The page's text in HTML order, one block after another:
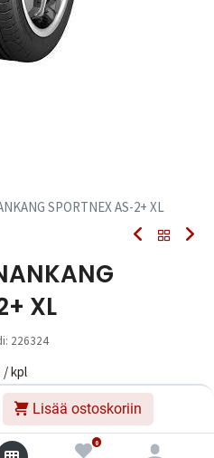
Lisää ostoskoriin
0
SPORTNEX AS-2+ XL
XL
226324
/ kpl